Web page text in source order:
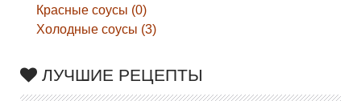
Красные соусы (0)
Холодные соусы (3)
ЛУЧШИЕ РЕЦЕПТЫ